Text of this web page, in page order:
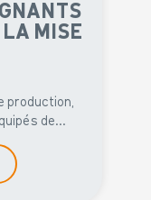
LA MISE
production,
de...